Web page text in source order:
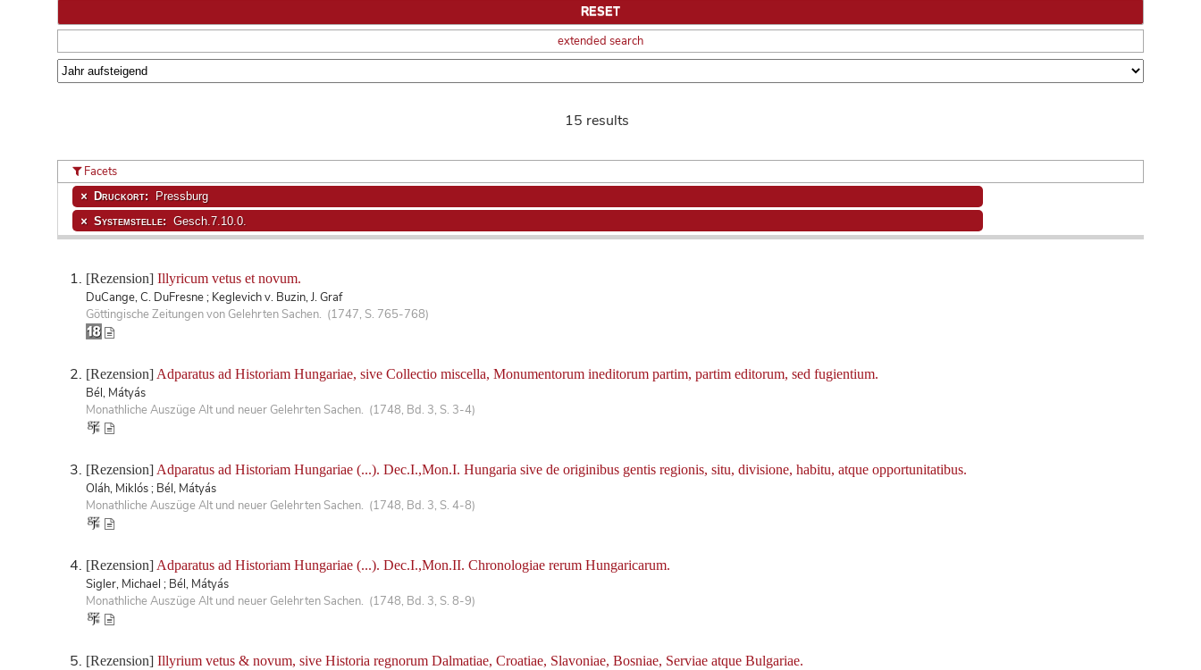
extended search
15 results
[Rezension] Illyricum vetus et novum.
DuCange, C. DuFresne ; Keglevich v. Buzin, J. Graf
Göttingische Zeitungen von Gelehrten Sachen. (1747, S. 765-768)
[Rezension] Adparatus ad Historiam Hungariae, sive Collectio miscella, Monumentorum ineditorum partim, partim editorum, sed fugientium.
Bél, Mátyás
Monathliche Auszüge Alt und neuer Gelehrten Sachen. (1748, Bd. 3, S. 3-4)
[Rezension] Adparatus ad Historiam Hungariae (...). Dec.I.,Mon.I. Hungaria sive de originibus gentis regionis, situ, divisione, habitu, atque opportunitatibus.
Oláh, Miklós ; Bél, Mátyás
Monathliche Auszüge Alt und neuer Gelehrten Sachen. (1748, Bd. 3, S. 4-8)
[Rezension] Adparatus ad Historiam Hungariae (...). Dec.I.,Mon.II. Chronologiae rerum Hungaricarum.
Sigler, Michael ; Bél, Mátyás
Monathliche Auszüge Alt und neuer Gelehrten Sachen. (1748, Bd. 3, S. 8-9)
[Rezension] Illyrium vetus & novum, sive Historia regnorum Dalmatiae, Croatiae, Slavoniae, Bosniae, Serviae atque Bulgariae.
Facets
Druckort: Pressburg
Systemstelle: Gesch.7.10.0.